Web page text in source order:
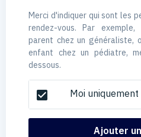
Merci d'indiquer qui sont les
rendez-vous. Par
parent chez un généraliste,
enfant chez un pédiatre,
dessous.
check_box Moi uniquement
Ajouter